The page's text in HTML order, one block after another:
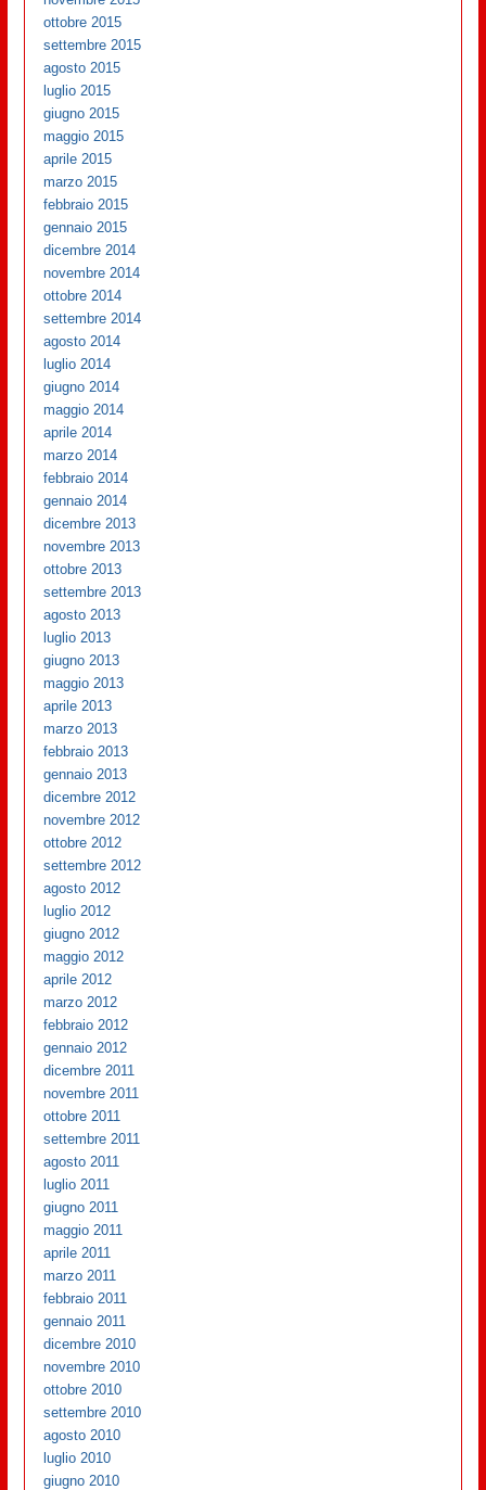
ottobre 2015
settembre 2015
agosto 2015
luglio 2015
giugno 2015
maggio 2015
aprile 2015
marzo 2015
febbraio 2015
gennaio 2015
dicembre 2014
novembre 2014
ottobre 2014
settembre 2014
agosto 2014
luglio 2014
giugno 2014
maggio 2014
aprile 2014
marzo 2014
febbraio 2014
gennaio 2014
dicembre 2013
novembre 2013
ottobre 2013
settembre 2013
agosto 2013
luglio 2013
giugno 2013
maggio 2013
aprile 2013
marzo 2013
febbraio 2013
gennaio 2013
dicembre 2012
novembre 2012
ottobre 2012
settembre 2012
agosto 2012
luglio 2012
giugno 2012
maggio 2012
aprile 2012
marzo 2012
febbraio 2012
gennaio 2012
dicembre 2011
novembre 2011
ottobre 2011
settembre 2011
agosto 2011
luglio 2011
giugno 2011
maggio 2011
aprile 2011
marzo 2011
febbraio 2011
gennaio 2011
dicembre 2010
novembre 2010
ottobre 2010
settembre 2010
agosto 2010
luglio 2010
giugno 2010